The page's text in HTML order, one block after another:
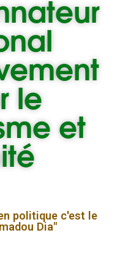
le
et
politique c'est le
Dia"